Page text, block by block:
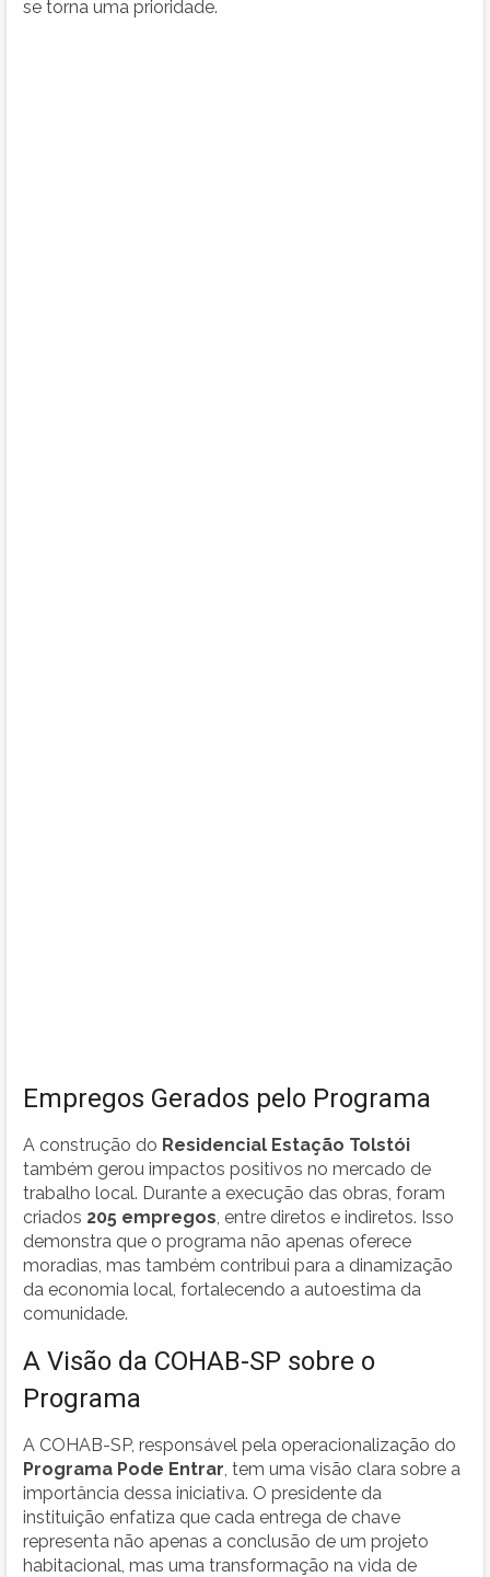
se torna uma prioridade.
Empregos Gerados pelo Programa
A construção do Residencial Estação Tolstói
também gerou impactos positivos no mercado de
trabalho local. Durante a execução das obras, foram
criados 205 empregos , entre diretos e indiretos. Isso
demonstra que o programa não apenas oferece
moradias, mas também contribui para a dinamização
da economia local, fortalecendo a autoestima da
comunidade.
A Visão da COHAB-SP sobre o
Programa
A COHAB-SP, responsável pela operacionalização do
Programa Pode Entrar , tem uma visão clara sobre a
importância dessa iniciativa. O presidente da
instituição enfatiza que cada entrega de chave
representa não apenas a conclusão de um projeto
habitacional, mas uma transformação na vida de